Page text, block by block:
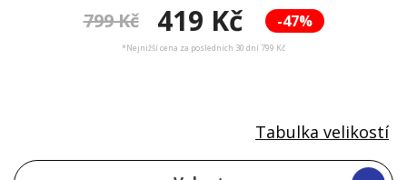
-47%
799 Kč 419 Kč
*Nejnižší cena za posledních 30 dní 799 Kč
Tabulka velikostí